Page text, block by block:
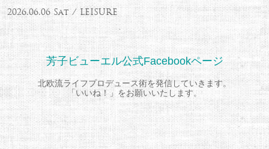
2026.06.06 Sat / LEISURE
芳子ビューエル公式Facebookページ
北欧流ライフプロデュース術を発信していきます。
「いいね！」をお願いいたします。